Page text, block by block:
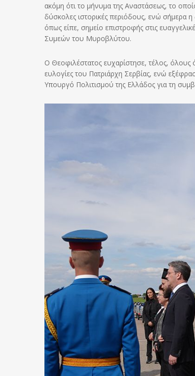
ακόμη ότι το μήνυμα της Αναστάσεως, το
δύσκολες ιστορικές περιόδους, ενώ σήμερα η
όπως είπε, σημείο επιστροφής στις
Συμεών του Μυροβλύτου.
Ο Θεοφιλέστατος ευχαρίστησε, τέλος, όλους
ευλογίες του Πατριάρχη Σερβίας, ενώ
Υπουργό Πολιτισμού της Ελλάδος για τη